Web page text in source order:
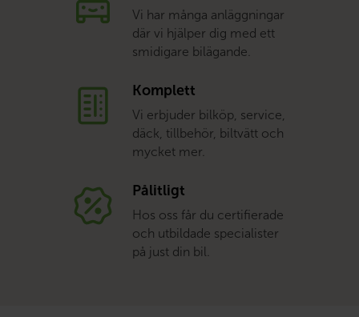
Vi har många anläggningar
där vi hjälper dig med ett
smidigare bilägande.
Komplett
Vi erbjuder bilköp, service,
däck, tillbehör, biltvätt och
mycket mer.
Pålitligt
Hos oss får du certifierade
och utbildade specialister
på just din bil.